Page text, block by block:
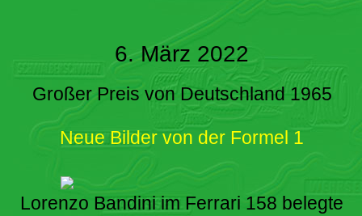
6. März 2022
Großer Preis von Deutschland 1965
Neue Bilder von der Formel 1
Lorenzo Bandini im Ferrari 158 belegte